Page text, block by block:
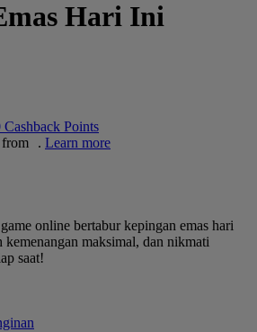
Hari Ini
Cashback Points
from
. Learn more
online bertabur kepingan emas hari
maksimal, dan nikmati
saat!